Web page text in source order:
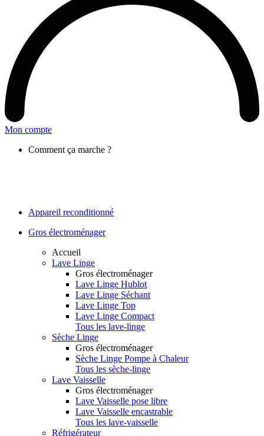
Mon compte
Comment ça marche ?
Appareil reconditionné
Gros électroménager
Accueil
Lave Linge
Gros électroménager
Lave Linge Hublot
Lave Linge Séchant
Lave Linge Top
Lave Linge Compact
Tous les lave-linge
Sèche Linge
Gros électroménager
Sèche Linge Pompe à Chaleur
Tous les sèche-linge
Lave Vaisselle
Gros électroménager
Lave Vaisselle pose libre
Lave Vaisselle encastrable
Tous les lave-vaisselle
Réfrigérateur